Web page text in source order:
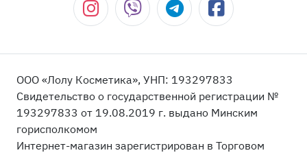
ООО «Лолу Косметика», УНП: 193297833
Свидетельство о государственной регистрации №
193297833 от 19.08.2019 г. выдано Минским
горисполкомом
Интернет-магазин зарегистрирован в Торговом